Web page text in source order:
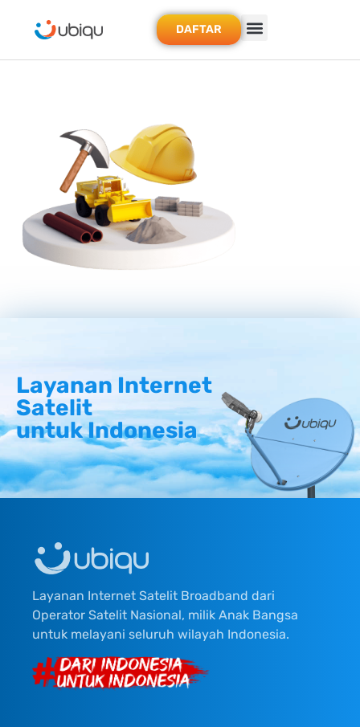
DAFTAR
Layanan Internet
Satelit
untuk Indonesia
Layanan Internet Satelit Broadband dari
Operator Satelit Nasional, milik Anak Bangsa
untuk melayani seluruh wilayah Indonesia.